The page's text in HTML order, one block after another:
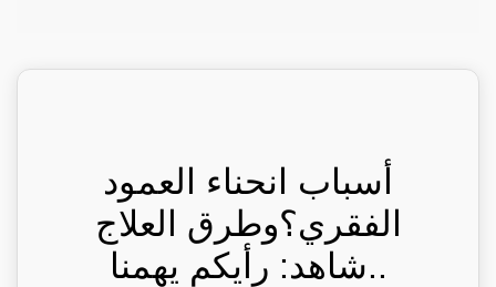
أسباب ‫انحناء العمود
الفقري؟وطرق العلاج
..شاهد: رأيكم يهمنا